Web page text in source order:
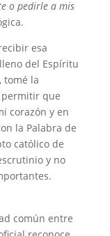
o pedirle a mis
esa
del Espíritu
tomé la
que
corazón y en
la Palabra de
católico de
y no
común entre